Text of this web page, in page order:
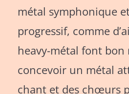
métal symphonique
progressif, comme
heavy-métal font bon
concevoir un métal
chant et des chœurs